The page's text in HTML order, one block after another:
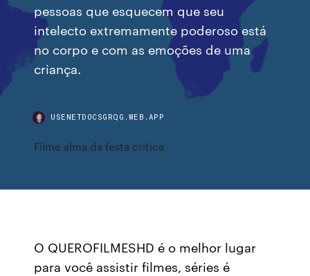
pessoas que esquecem que seu
intelecto extremamente poderoso está
no corpo e com as emoções de uma
criança.
USENETDOCSGRQG.WEB.APP
Filme alma da festa critica
O QUEROFILMESHD é o melhor lugar
para você assistir filmes, séries é